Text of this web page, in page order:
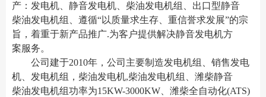
产：发电机、静音发电机、柴油发电机组、出口型静音
柴油发电机组、遵循“以质量求生存、重信誉求发展”的宗
旨，着重于新产品推广.为客户提供解决静音发电机方
案服务。
公司建于2010年，公司主要制造发电机组、销售发电
机、发电机组，柴油发电机,柴油发电机组、潍柴静音
柴油发电机组功率为15KW-3000KW、潍柴全自动化(ATS)